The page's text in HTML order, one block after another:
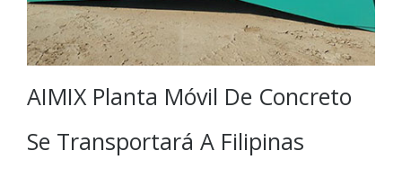
AIMIX Planta Móvil De Concreto
Se Transportará A Filipinas